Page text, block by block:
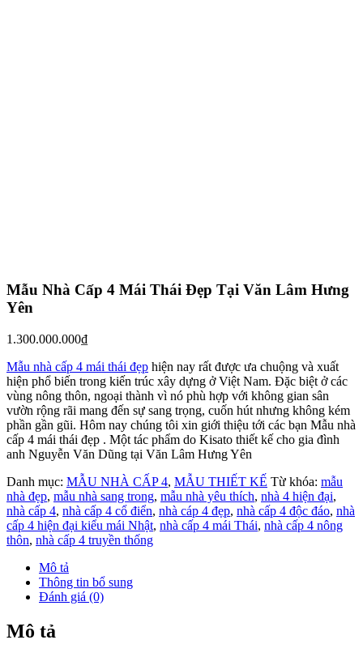
Mẫu Nhà Cấp 4 Mái Thái Đẹp Tại Văn Lâm Hưng
Yên
1.300.000.000₫
Mẫu nhà cấp 4 mái thái đẹp hiện nay rất được ưa chuộng và xuất
hiện phổ biến trong kiến trúc xây dựng ở Việt Nam. Đặc biệt ở các
vùng nông thôn, ngoại thành vì nó phù hợp với không gian sân
vườn rộng rãi mang đến sự sang trọng, cuốn hút nhưng không kém
phần gần gũi. Hôm nay chúng tôi xin giới thiệu tới các bạn Mẫu nhà
cấp 4 mái thái đẹp . Một tác phẩm do Kisato thiết kế cho gia đình
anh Nguyễn Văn Dũng tại Văn Lâm Hưng Yên
Danh mục: MẪU NHÀ CẤP 4, MẪU THIẾT KẾ Từ khóa: mẫu
nhà đẹp, mẫu nhà sang trong, mẫu nhà yêu thích, nhà 4 hiện đại,
nhà cấp 4, nhà cấp 4 cổ điển, nhà cáp 4 đẹp, nhà cấp 4 độc đáo, nhà
cấp 4 hiện đại kiểu mái Nhật, nhà cấp 4 mái Thái, nhà cấp 4 nông
thôn, nhà cấp 4 truyền thống
Mô tả
Thông tin bổ sung
Đánh giá (0)
Mô tả